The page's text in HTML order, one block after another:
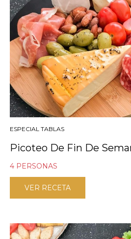
ESPECIAL TABLAS
Picoteo De Fin De
4 PERSONAS
VER RECETA